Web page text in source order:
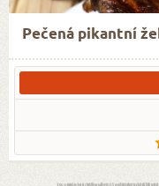
Pečená pikantní